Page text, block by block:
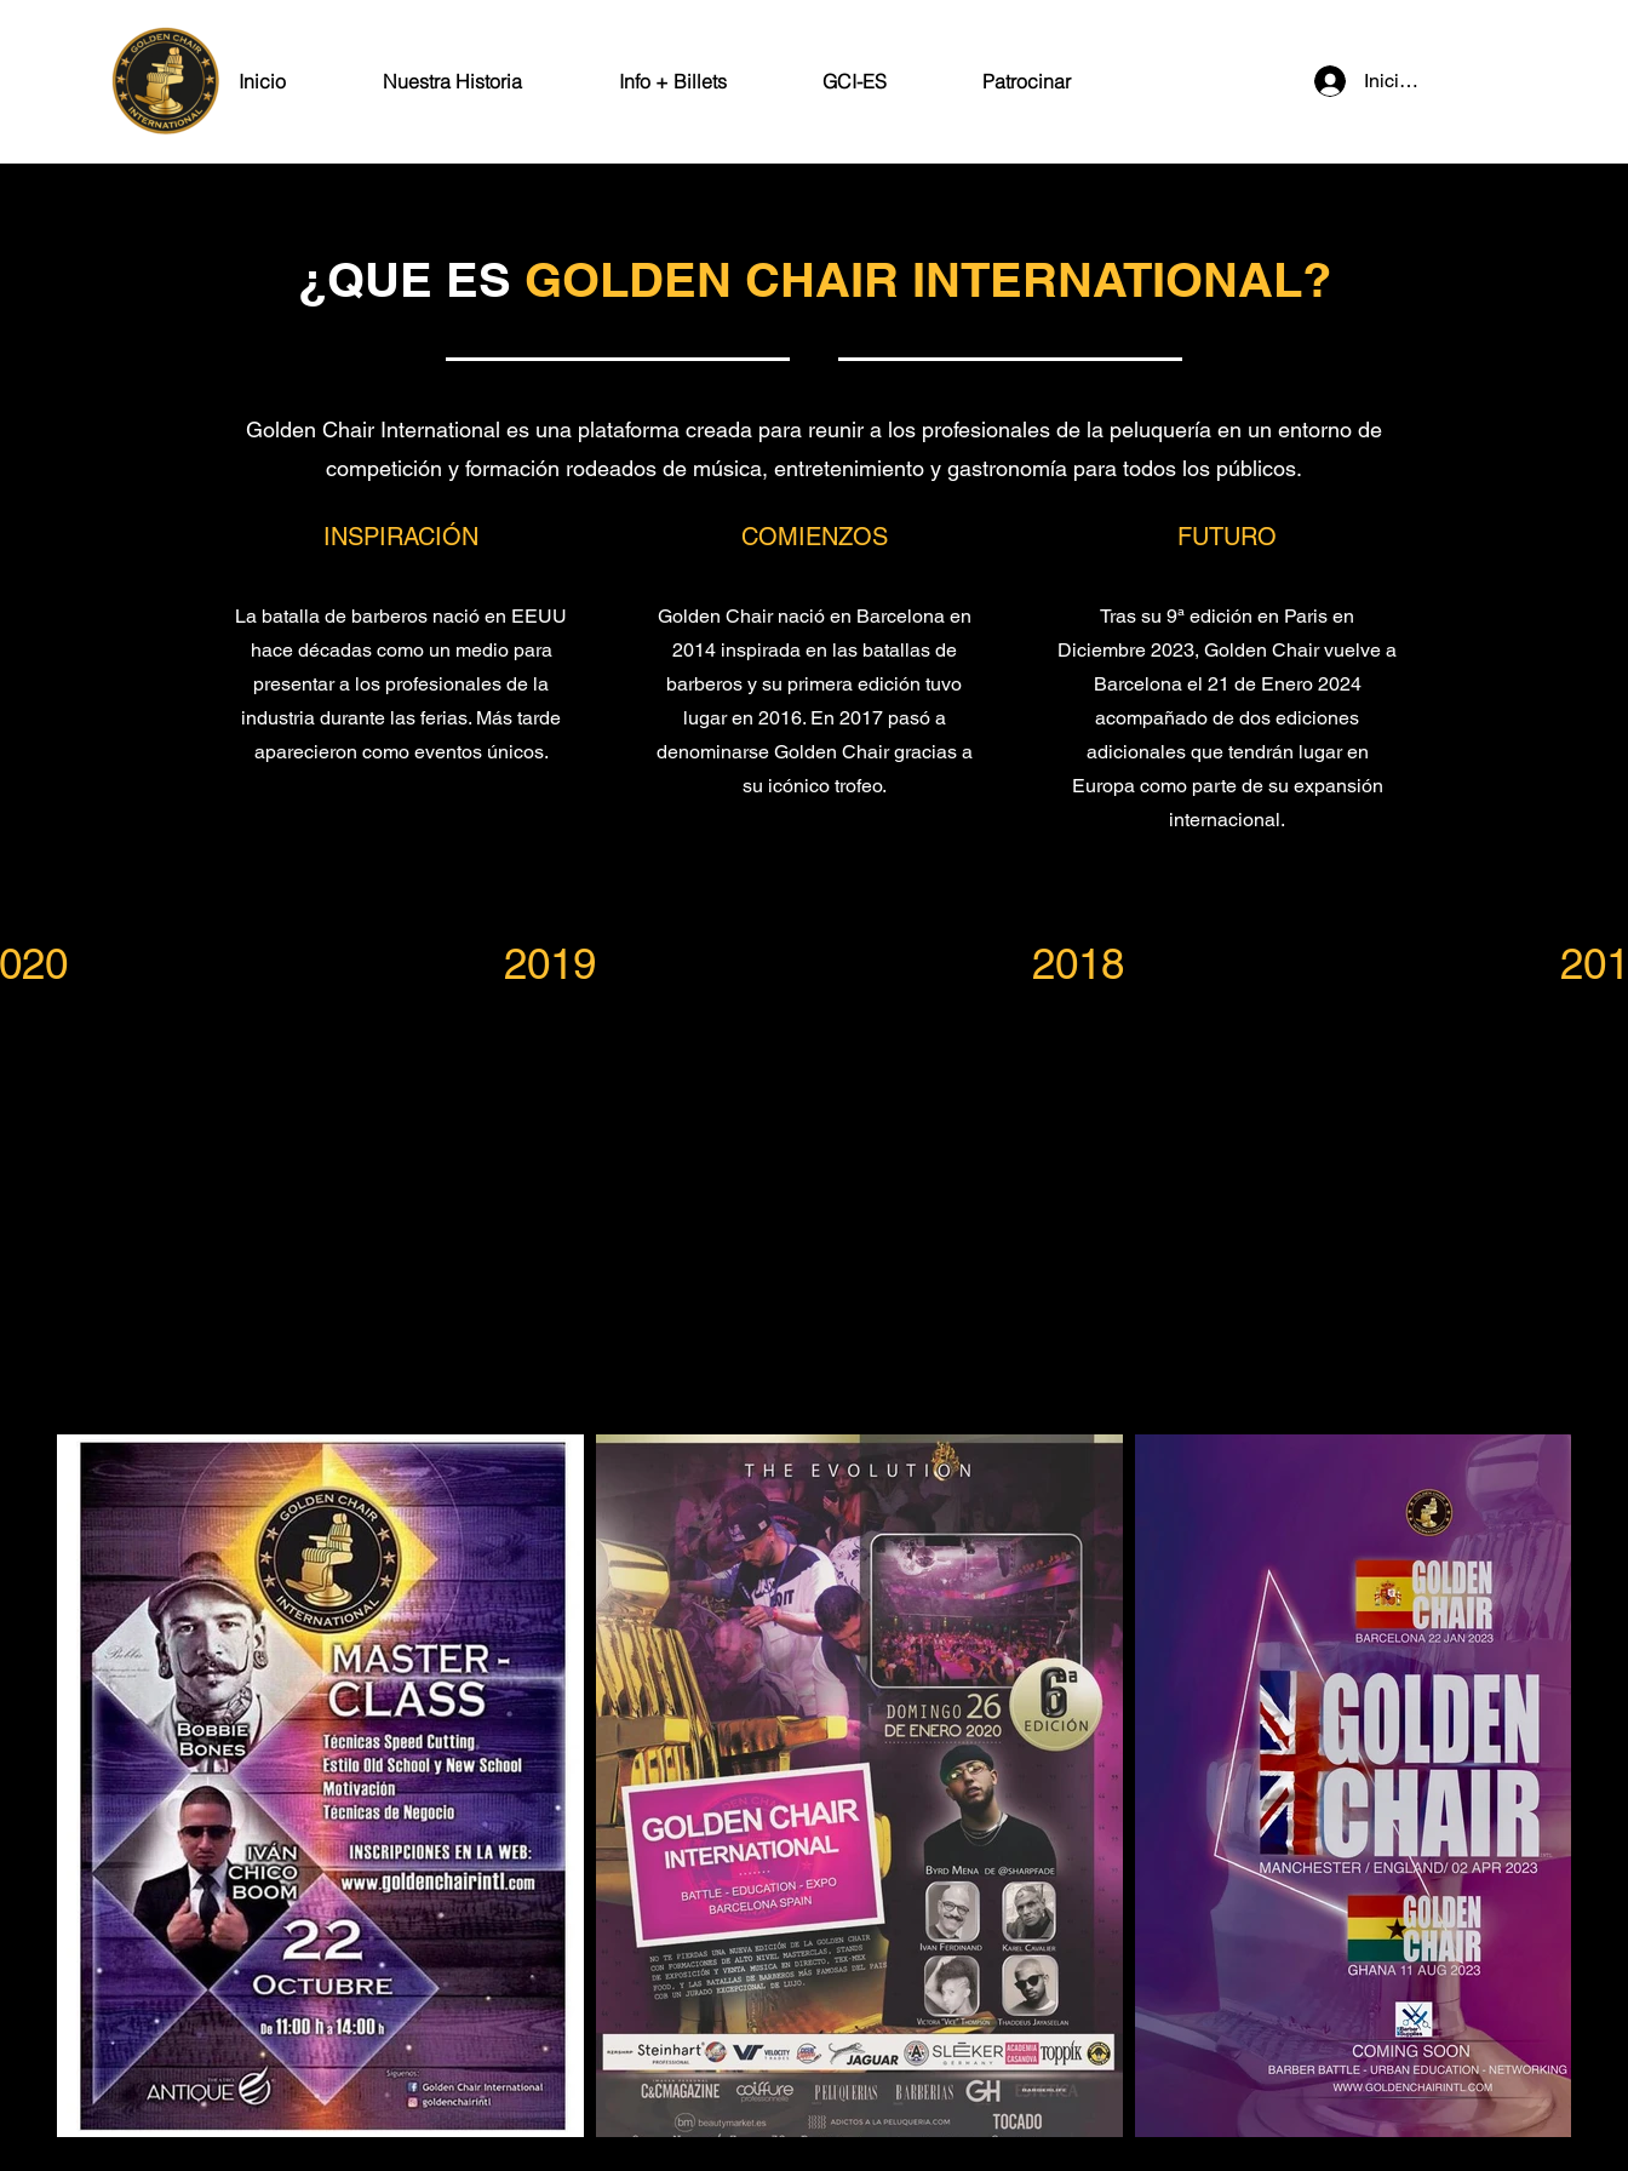
Inicio Nuestra Historia Info + Billets GCI-ES Patrocinar Iniciar sesión
¿QUE ES GOLDEN CHAIR INTERNATIONAL?
Golden Chair International es una plataforma creada para reunir a los profesionales de la peluquería en un entorno de
competición y formación rodeados de música, entretenimiento y gastronomía para todos los públicos.
INSPIRACIÓN
La batalla de barberos nació en EEUU
hace décadas como un medio para
presentar a los profesionales de la
industria durante las ferias. Más tarde
aparecieron como eventos únicos.
COMIENZOS
Golden Chair nació en Barcelona en
2014 inspirada en las batallas de
barberos y su primera edición tuvo
lugar en 2016. En 2017 pasó a
denominarse Golden Chair gracias a
su icónico trofeo.
FUTURO
Tras su 9ª edición en Paris en
Diciembre 2023, Golden Chair vuelve a
Barcelona el 21 de Enero 2024
acompañado de dos ediciones
adicionales que tendrán lugar en
Europa como parte de su expansión
internacional.
2019 2018